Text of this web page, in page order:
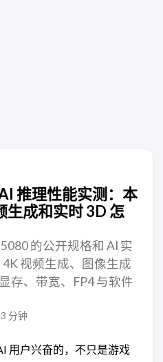
推理性能实测：本
生成和实时 3D 怎
的公开规格和 AI 实
视频生成、图像生成
存、带宽、FP4 与软件
分钟
用户兴奋的，不只是游戏